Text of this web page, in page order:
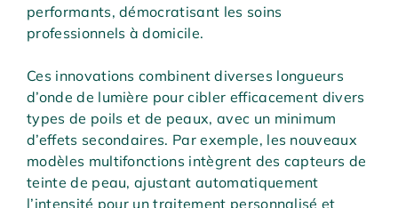
performants, démocratisant les soins
professionnels à domicile.
Ces innovations combinent diverses longueurs
d’onde de lumière pour cibler efficacement divers
types de poils et de peaux, avec un minimum
d’effets secondaires. Par exemple, les nouveaux
modèles multifonctions intègrent des capteurs de
teinte de peau, ajustant automatiquement
l’intensité pour un traitement personnalisé et